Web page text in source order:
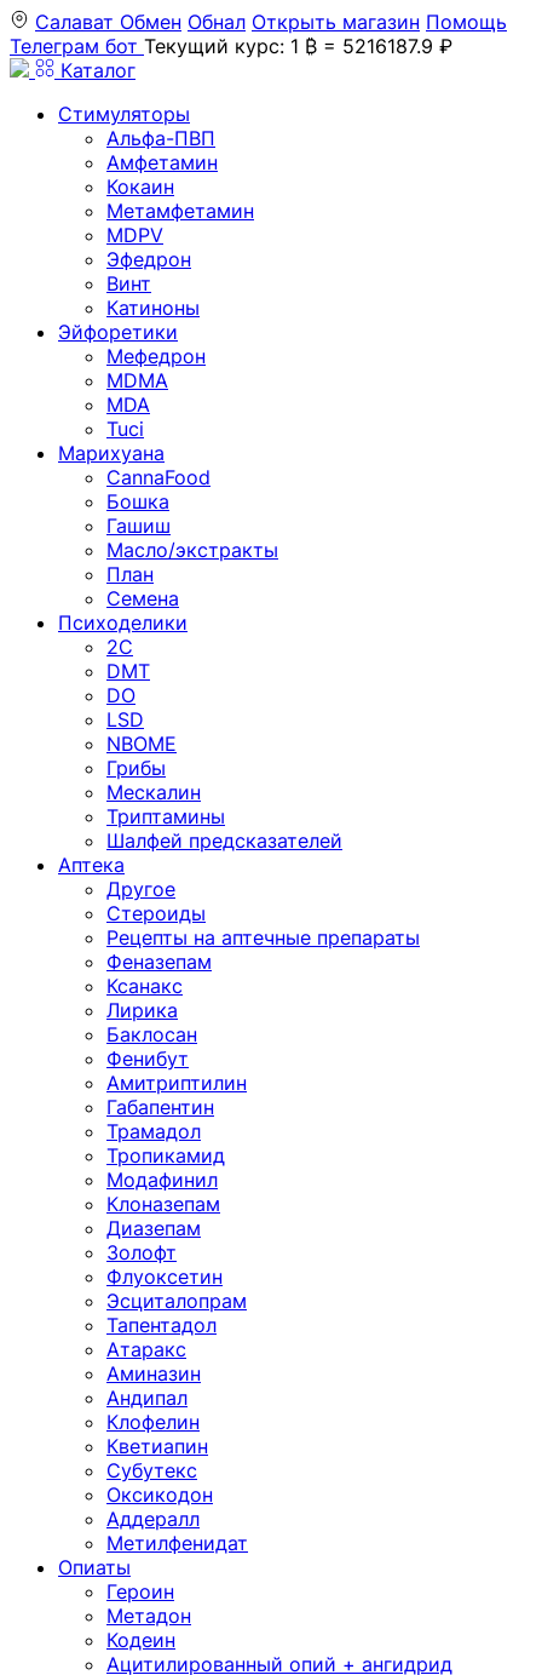
Салават Обмен Обнал Открыть магазин Помощь
Телеграм бот Текущий курс: 1 ₿ = 5216187.9 ₽
Каталог
Стимуляторы
Альфа-ПВП
Амфетамин
Кокаин
Метамфетамин
MDPV
Эфедрон
Винт
Катиноны
Эйфоретики
Мефедрон
MDMA
MDA
Tuci
Марихуана
CannaFood
Бошка
Гашиш
Масло/экстракты
План
Семена
Психоделики
2C
DMT
DO
LSD
NBOME
Грибы
Мескалин
Триптамины
Шалфей предсказателей
Аптека
Другое
Стероиды
Рецепты на аптечные препараты
Феназепам
Ксанакс
Лирика
Баклосан
Фенибут
Амитриптилин
Габапентин
Трамадол
Тропикамид
Модафинил
Клоназепам
Диазепам
Золофт
Флуоксетин
Эсциталопрам
Тапентадол
Атаракс
Аминазин
Андипал
Клофелин
Кветиапин
Субутекс
Оксикодон
Аддералл
Метилфенидат
Опиаты
Героин
Метадон
Кодеин
Ацитилированный опий + ангидрид